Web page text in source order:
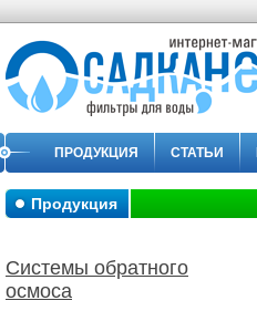
ПРОДУКЦИЯ СТАТЬИ
Продукция
Системы обратного
осмоса